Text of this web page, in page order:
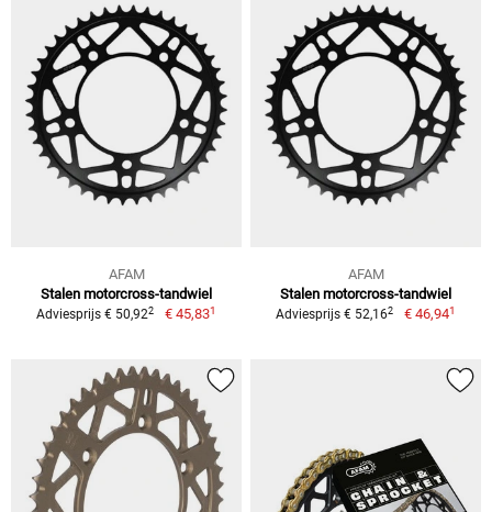
AFAM
Stalen motorcross-tandwiel
Adviesprijs € 50,922 € 45,831
AFAM
Stalen motorcross-tandwiel
Adviesprijs € 52,162 € 46,941